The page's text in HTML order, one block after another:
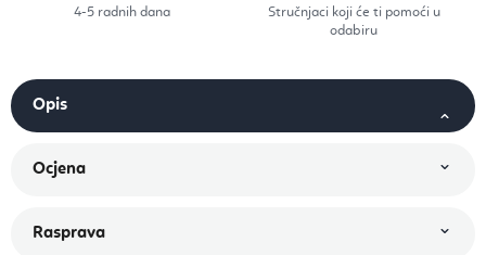
4-5 radnih dana
Stručnjaci koji će ti pomoći u
odabiru